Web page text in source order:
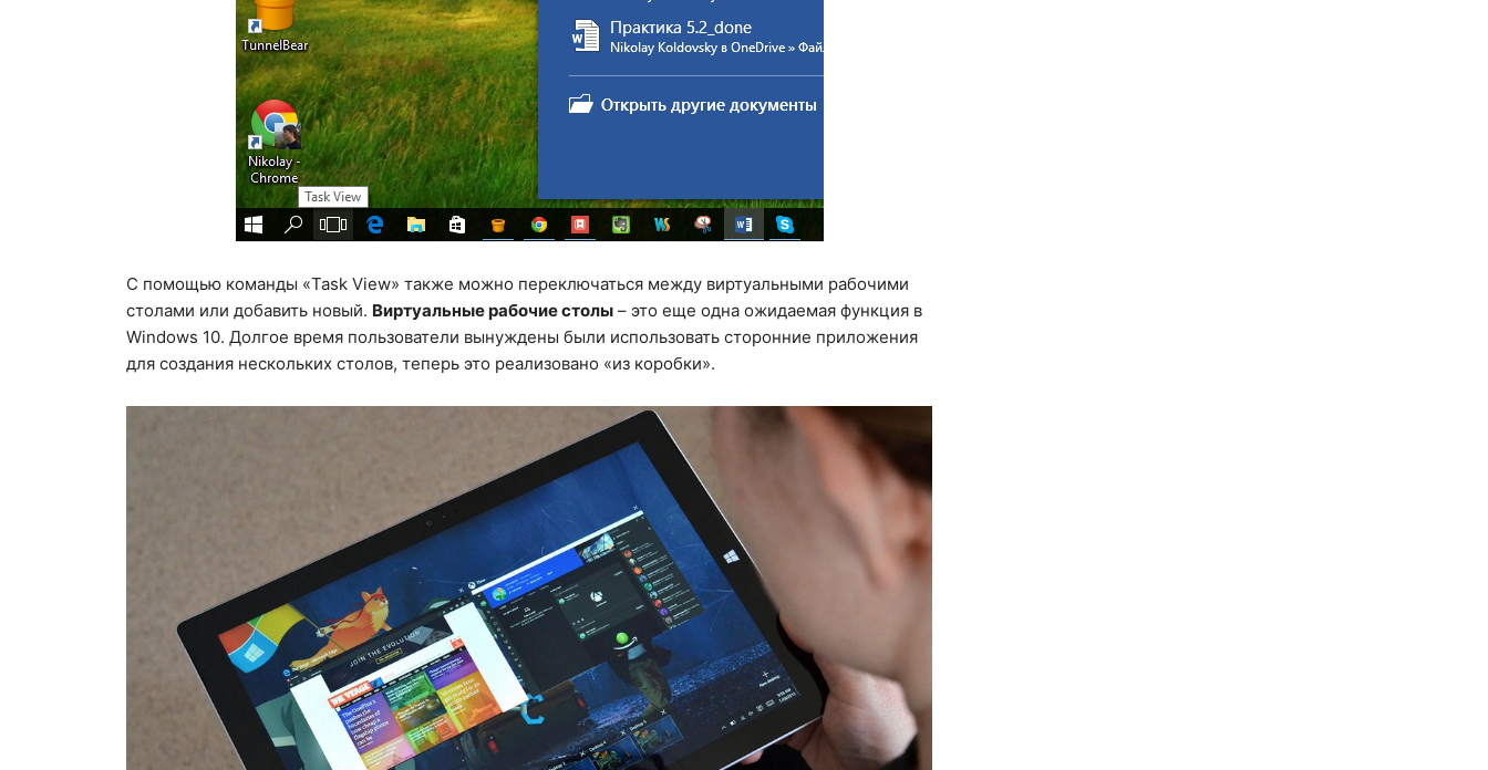
С помощью команды «Task View» также можно переключаться между виртуальными рабочими
столами или добавить новый. Виртуальные рабочие столы – это еще одна ожидаемая функция в
Windows 10. Долгое время пользователи вынуждены были использовать сторонние приложения
для создания нескольких столов, теперь это реализовано «из коробки».